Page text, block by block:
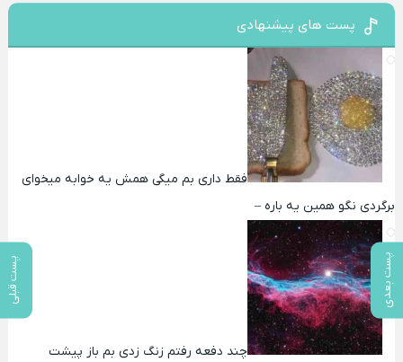
پست بعدی پست قبلی
پست های پیشنهادی
فقط داری بم میگی همش یه خوابه میخوای
برگردی نگو همین یه باره –
چند دفعه رفتم زنگ زدی بم باز پیشت